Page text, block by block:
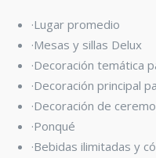
·Lugar promedio
·Mesas y sillas Delux
·Decoración temática
·Decoración principal
·Decoración de
·Ponqué
·Bebidas ilimitadas y